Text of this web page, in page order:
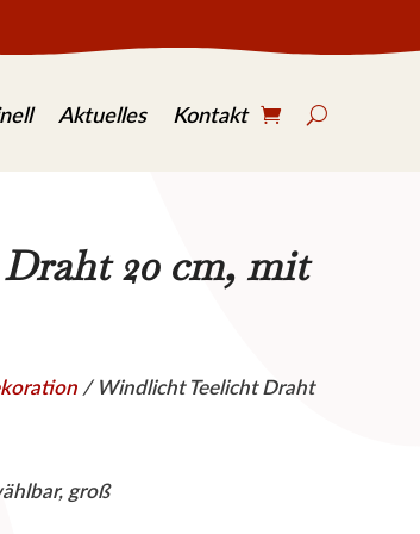
Aktuelles Kontakt
20 cm, mit
/ Windlicht Teelicht Draht
groß